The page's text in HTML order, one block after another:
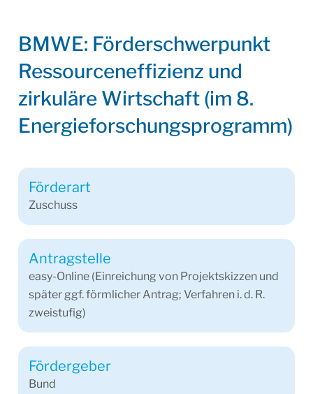
BMWE: Förderschwerpunkt
Ressourceneffizienz und
zirkuläre Wirtschaft (im 8.
Energieforschungsprogramm)
Förderart
Zuschuss
Antragstelle
easy-Online (Einreichung von Projektskizzen und
später ggf. förmlicher Antrag; Verfahren i. d. R.
zweistufig)
Fördergeber
Bund